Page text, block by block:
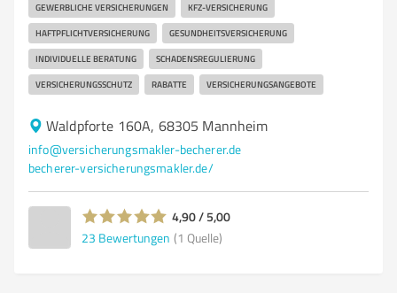
GEWERBLICHE VERSICHERUNGEN KFZ-VERSICHERUNG
HAFTPFLICHTVERSICHERUNG GESUNDHEITSVERSICHERUNG
INDIVIDUELLE BERATUNG SCHADENSREGULIERUNG
VERSICHERUNGSSCHUTZ RABATTE VERSICHERUNGSANGEBOTE
Waldpforte 160A, 68305 Mannheim
info@versicherungsmakler-becherer.de
becherer-versicherungsmakler.de/
4,90 / 5,00
23 Bewertungen (1 Quelle)